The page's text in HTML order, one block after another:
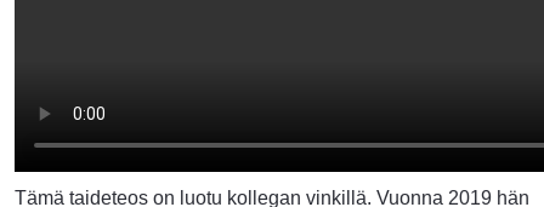
Tämä taideteos on luotu kollegan vinkillä. Vuonna 2019 hän